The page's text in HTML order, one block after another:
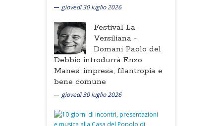
giovedì 30 luglio 2026
Festival La
Versiliana -
Domani Paolo del
Debbio introdurrà Enzo
Manes: impresa, filantropia e
bene comune
giovedì 30 luglio 2026